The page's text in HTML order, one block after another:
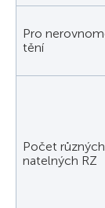
Pro
tění
Počet
natelných RZ